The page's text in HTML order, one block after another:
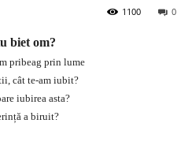
0
1100
biet om?
pribeag prin lume
cât te-am iubit?
iubirea asta?
a biruit?